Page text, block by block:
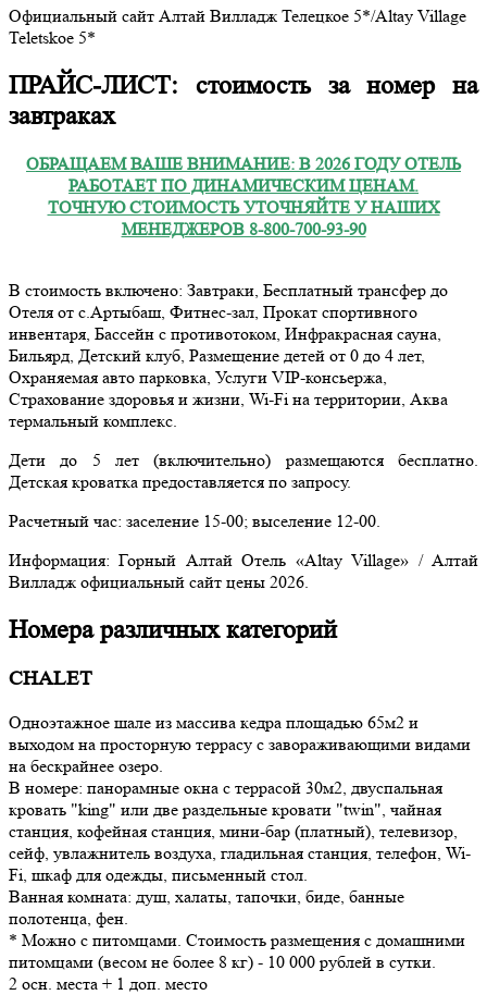
Официальный сайт Алтай Вилладж Телецкое 5*/Altay Village
Teletskoe 5*
ПРАЙС-ЛИСТ: стоимость за номер на
завтраках
ОБРАЩАЕМ ВАШЕ ВНИМАНИЕ: В 2026 ГОДУ ОТЕЛЬ
РАБОТАЕТ ПО ДИНАМИЧЕСКИМ ЦЕНАМ.
ТОЧНУЮ СТОИМОСТЬ УТОЧНЯЙТЕ У НАШИХ
МЕНЕДЖЕРОВ 8-800-700-93-90
В стоимость включено: Завтраки, Бесплатный трансфер до
Отеля от с.Артыбаш, Фитнес-зал, Прокат спортивного
инвентаря, Бассейн с противотоком, Инфракрасная сауна,
Бильярд, Детский клуб, Размещение детей от 0 до 4 лет,
Охраняемая авто парковка, Услуги VIP-консьержа,
Страхование здоровья и жизни, Wi-Fi на территории, Аква
термальный комплекс.
Дети до 5 лет (включительно) размещаются бесплатно.
Детская кроватка предоставляется по запросу.
Расчетный час: заселение 15-00; выселение 12-00.
Информация: Горный Алтай Отель «Altay Village» / Алтай
Вилладж официальный сайт цены 2026.
Номера различных категорий
CHALET
Одноэтажное шале из массива кедра площадью 65м2 и
выходом на просторную террасу с завораживающими видами
на бескрайнее озеро.
В номере: панорамные окна с террасой 30м2, двуспальная
кровать "king" или две раздельные кровати "twin", чайная
станция, кофейная станция, мини-бар (платный), телевизор,
сейф, увлажнитель воздуха, гладильная станция, телефон, Wi-
Fi, шкаф для одежды, письменный стол.
Ванная комната: душ, халаты, тапочки, биде, банные
полотенца, фен.
* Можно с питомцами. Стоимость размещения с домашними
питомцами (весом не более 8 кг) - 10 000 рублей в сутки.
2 осн. места + 1 доп. место